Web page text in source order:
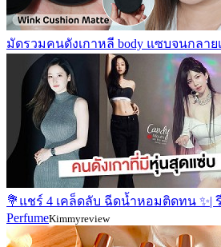
มัดรวมคนดังเกาหลี body แซบจนกลาย
💐แชร์ 4 เคล็ดลับ ฉีดน้ำหอมติดทน ✨| รี
PerfumeKimmyreview